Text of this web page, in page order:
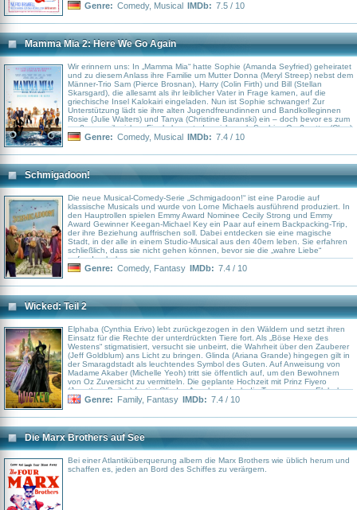
Genre: Comedy, Musical IMDb: 7.5 / 10
Mamma Mia 2: Here We Go Again
Wir erinnern uns: In „Mamma Mia“ hatte Sophie (Amanda Seyfried) geheiratet
und zu diesem Anlass ihre Familie um Mutter Donna (Meryl Streep) nebst dem
Männer-Trio Sam (Pierce Brosnan), Harry (Colin Firth) und Bill (Stellan
Skarsgard), die allesamt als ihr leiblicher Vater in Frage kamen, auf die
griechische Insel Kalokairi eingeladen. Nun ist Sophie schwanger! Zur
Unterstützung lädt sie ihre alten Jugendfreundinnen und Bandkolleginnen
Rosie (Julie Walters) und Tanya (Christine Baranski) ein – doch bevor es zum
großen musikreichen Finale kommt, das sich auch Sophies Großmutter (Cher)
nicht entgehen lässt, erzählen sie der werdenden Mutter zunächst noch
der Zeit also, als Donna unter der Sonne Griechenlands Sam (in jung:
Jeremy Irvine), Harry (Hugh Skinner) und Bill (Josh Dylan) kennenlernte…
Genre: Comedy, Musical IMDb: 7.4 / 10
Schmigadoon!
Die neue Musical-Comedy-Serie „Schmigadoon!“ ist eine Parodie auf
klassische Musicals und wurde von Lorne Michaels ausführend produziert. In
den Hauptrollen spielen Emmy Award Nominee Cecily Strong und Emmy
Award Gewinner Keegan-Michael Key ein Paar auf einem Backpacking-Trip,
der ihre Beziehung auffrischen soll. Dabei entdecken sie eine magische
Stadt, in der alle in einem Studio-Musical aus den 40ern leben. Sie erfahren
schließlich, dass sie nicht gehen können, bevor sie die „wahre Liebe“
gefunden haben.
Genre: Comedy, Fantasy IMDb: 7.4 / 10
Wicked: Teil 2
Elphaba (Cynthia Erivo) lebt zurückgezogen in den Wäldern und setzt ihren
Einsatz für die Rechte der unterdrückten Tiere fort. Als „Böse Hexe des
Westens“ stigmatisiert, versucht sie unbeirrt, die Wahrheit über den Zauberer
(Jeff Goldblum) ans Licht zu bringen. Glinda (Ariana Grande) hingegen gilt in
der Smaragdstadt als leuchtendes Symbol des Guten. Auf Anweisung von
Madame Akaber (Michelle Yeoh) tritt sie öffentlich auf, um den Bewohnern
von Oz Zuversicht zu vermitteln. Die geplante Hochzeit mit Prinz Fiyero
(Jonathan Bailey) festigt Glindas Ansehen, doch die Trennung von Elphaba
belastet sie weiterhin. Ihr Versuch, eine Versöhnung zwischen ihrer einstigen
Auch Moq (Ethan Slater), Fiyero und Elphabas Schwester Nessarose
(Marissa Bode) geraten dadurch zunehmend in eine bedrohliche Lage. Ein
Mädchen aus Kansas bringt das Gleichgewicht zusätzlich durcheinander. Als
sich ein aufgebrachter Mob gegen Elphaba richtet, wird eine Entscheidung
unausweichlich. Nur wenn Glinda und Elphaba ein letztes Mal
aufeinandertreffen, besteht die Möglichkeit, Einfluss auf das Schicksal von
Oz zu nehmen.
Genre: Family, Fantasy IMDb: 7.4 / 10
Die Marx Brothers auf See
Bei einer Atlantiküberquerung albern die Marx Brothers wie üblich herum und
schaffen es, jeden an Bord des Schiffes zu verärgern.